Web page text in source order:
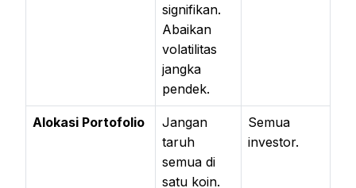
signifikan.
Abaikan
volatilitas
jangka
pendek.
Alokasi Portofolio
Jangan
taruh
semua di
satu koin.
Semua
investor.